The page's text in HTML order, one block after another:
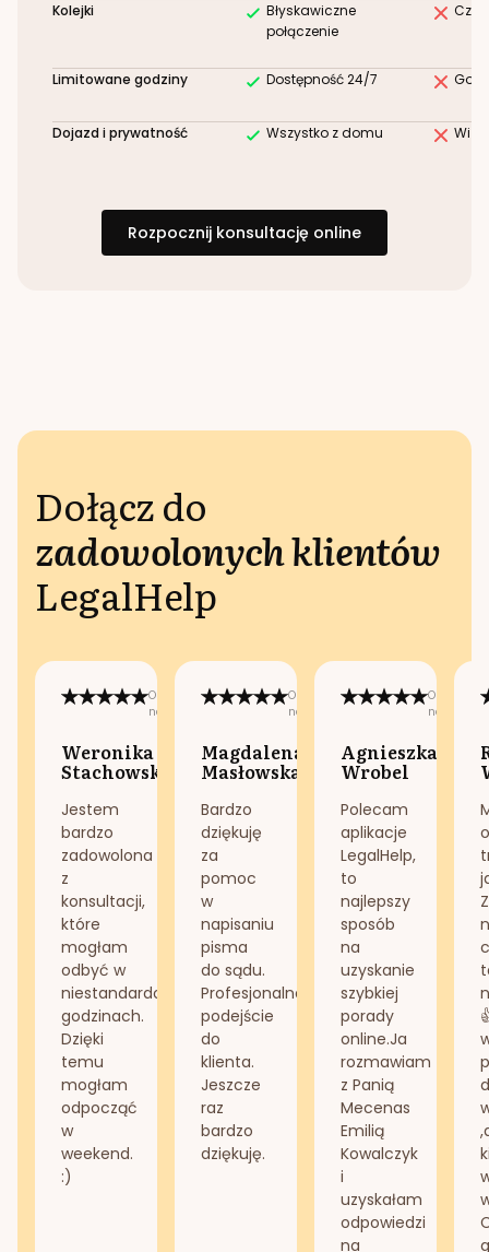
Kolejki
Błyskawiczne
połączenie
Limitowane godziny Dostępność 24/7
Dojazd i prywatność Wszystko z domu
Rozpocznij konsultację online
Dołącz do
zadowolonych klientów
LegalHelp
Opublikowano
na:
Weronika
Stachowska
Jestem
bardzo
zadowolona
z
konsultacji,
które
mogłam
odbyć w
niestandardowych
godzinach.
Dzięki
temu
mogłam
odpocząć
w
weekend.
:)
Opublikowano
na:
Magdalena
Masłowska
Bardzo
dziękuję
za
pomoc
w
napisaniu
pisma
do sądu.
Profesjonalne
podejście
do
klienta.
Jeszcze
raz
bardzo
dziękuję.
na:
Agnieszka
Wrobel
Polecam
aplikacje
LegalHelp,
to
najlepszy
sposób
na
uzyskanie
szybkiej
porady
online.Ja
rozmawiam
z Panią
Mecenas
Emilią
Kowalczyk
i
uzyskałam
odpowiedzi
na